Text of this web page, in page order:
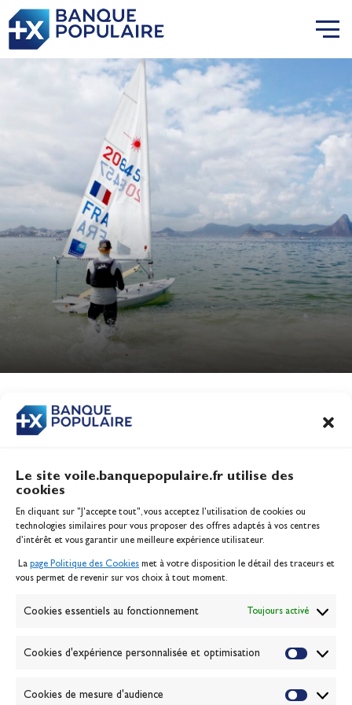
Le site voile.banquepopulaire.fr utilise des
cookies
En cliquant sur "J'accepte tout", vous acceptez l’utilisation de cookies ou
technologies similaires pour vous proposer des offres adaptés à vos centres
d’intérêt et vous garantir une meilleure expérience utilisateur.
La page Politique des Cookies met à votre disposition le détail des traceurs et
vous permet de revenir sur vos choix à tout moment.
Cookies essentiels au fonctionnement Toujours activé
Cookies d'expérience personnalisée et optimisation
Cookies de mesure d'audience
CONTENU
Lauriane Nolot en or à Long
Beach, sur le plan d'eau des
Jeux Olympiques 2028
Inscription serveur média
Contact
Politique des cookies
Banque de la voile
Passion Voile TV